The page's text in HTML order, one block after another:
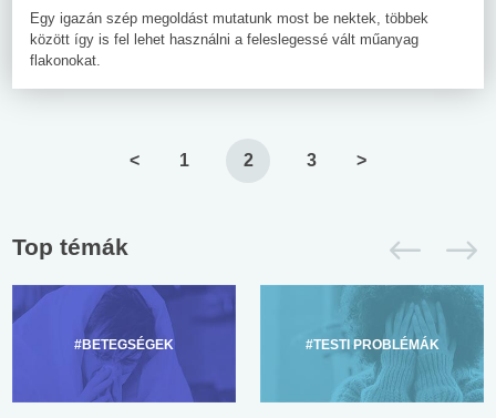
Egy igazán szép megoldást mutatunk most be nektek, többek
között így is fel lehet használni a feleslegessé vált műanyag
flakonokat.
< 1 2 3 >
Top témák
#BETEGSÉGEK #TESTI PROBLÉMÁK